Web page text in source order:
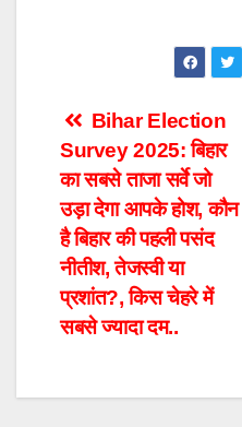
Post
navigation
Bihar Election
Survey 2025: बिहार
का सबसे ताजा सर्वे जो
उड़ा देगा आपके होश, कौन
है बिहार की पहली पसंद
नीतीश, तेजस्वी या
प्रशांत?, किस चेहरे में
सबसे ज्यादा दम..